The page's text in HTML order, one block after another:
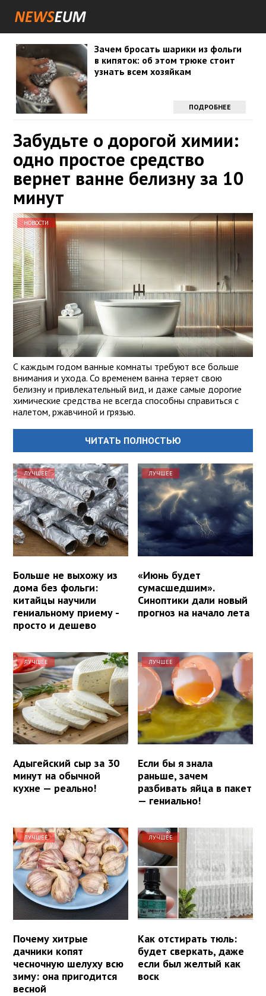
Зачем бросать шарики из фольги
в кипяток: об этом трюке стоит
узнать всем хозяйкам
ПОДРОБНЕЕ
Забудьте о дорогой химии:
одно простое средство
вернет ванне белизну за 10
минут
НОВОСТИ
С каждым годом ванные комнаты требуют все больше
внимания и ухода. Со временем ванна теряет свою
белизну и привлекательный вид, и даже самые дорогие
химические средства не всегда способны справиться с
налетом, ржавчиной и грязью.
ЧИТАТЬ ПОЛНОСТЬЮ
ЛУЧШЕЕ
Больше не выхожу из
дома без фольги:
китайцы научили
гениальному приему -
просто и дешево
ЛУЧШЕЕ
«Июнь будет
сумасшедшим».
Синоптики дали новый
прогноз на начало лета
ЛУЧШЕЕ
Адыгейский сыр за 30
минут на обычной
кухне — реально!
ЛУЧШЕЕ
Если бы я знала
раньше, зачем
разбивать яйца в пакет
— гениально!
ЛУЧШЕЕ
Почему хитрые
дачники копят
чесночную шелуху всю
зиму: она пригодится
весной
ЛУЧШЕЕ
Как отстирать тюль:
будет сверкать, даже
если был желтый как
воск